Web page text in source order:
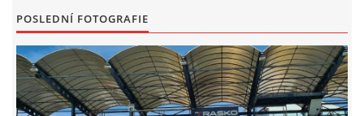
ARCHÍV
DOTACE
POSLEDNÍ FOTOGRAFIE